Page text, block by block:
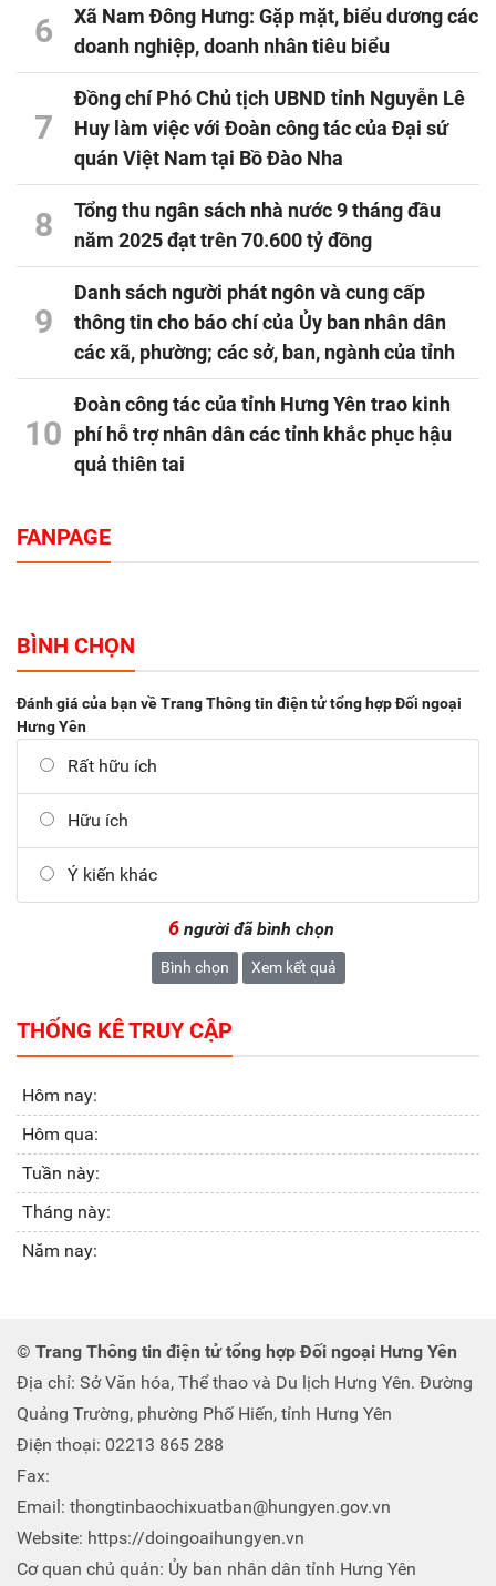
6
Xã Nam Đông Hưng: Gặp mặt, biểu dương các
doanh nghiệp, doanh nhân tiêu biểu
7
Đồng chí Phó Chủ tịch UBND tỉnh Nguyễn Lê
Huy làm việc với Đoàn công tác của Đại sứ
quán Việt Nam tại Bồ Đào Nha
8
Tổng thu ngân sách nhà nước 9 tháng đầu
năm 2025 đạt trên 70.600 tỷ đồng
9
Danh sách người phát ngôn và cung cấp
thông tin cho báo chí của Ủy ban nhân dân
các xã, phường; các sở, ban, ngành của tỉnh
10
Đoàn công tác của tỉnh Hưng Yên trao kinh
phí hỗ trợ nhân dân các tỉnh khắc phục hậu
quả thiên tai
FANPAGE
BÌNH CHỌN
Đánh giá của bạn về Trang Thông tin điện tử tổng hợp Đối ngoại
Hưng Yên
Rất hữu ích
Hữu ích
Ý kiến khác
6 người đã bình chọn
Bình chọn Xem kết quả
THỐNG KÊ TRUY CẬP
Hôm nay:
Hôm qua:
Tuần này:
Tháng này:
Năm nay:
© Trang Thông tin điện tử tổng hợp Đối ngoại Hưng Yên
Địa chỉ: Sở Văn hóa, Thể thao và Du lịch Hưng Yên. Đường
Quảng Trường, phường Phố Hiến, tỉnh Hưng Yên
Điện thoại: 02213 865 288
Fax:
Email: thongtinbaochixuatban@hungyen.gov.vn
Website: https://doingoaihungyen.vn
Cơ quan chủ quản: Ủy ban nhân dân tỉnh Hưng Yên